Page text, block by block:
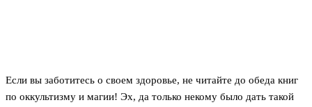
Если вы заботитесь о своем здоровье, не читайте до обеда книг
по оккультизму и магии! Эх, да только некому было дать такой